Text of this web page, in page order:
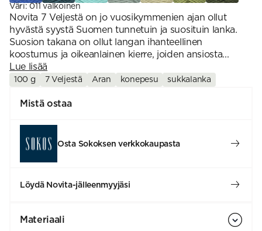
Väri:011 valkoinen
Novita 7 Veljestä on jo vuosikymmenien ajan ollut
hyvästä syystä Suomen tunnetuin ja suosituin lanka.
Suosion takana on ollut langan ihanteellinen
koostumus ja oikeanlainen kierre, joiden ansiosta...
Lue lisää
100 g 7 Veljestä Aran konepesu sukkalanka
Mistä ostaa
Osta Sokoksen verkkokaupasta
Löydä Novita-jälleenmyyjäsi
Materiaali